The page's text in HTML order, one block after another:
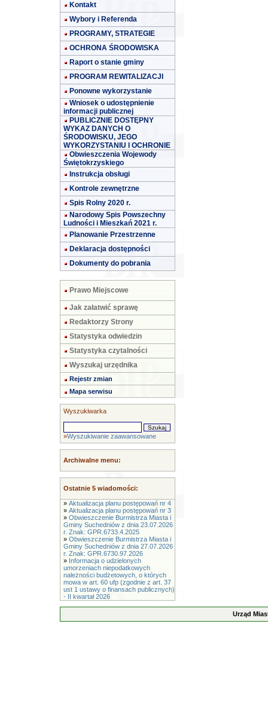
Kontakt
Wybory i Referenda
PROGRAMY, STRATEGIE
OCHRONA ŚRODOWISKA
Raport o stanie gminy
PROGRAM REWITALIZACJI
Ponowne wykorzystanie
Wniosek o udostępnienie
informacji publicznej
PUBLICZNIE DOSTĘPNY
WYKAZ DANYCH O
ŚRODOWISKU, JEGO
WYKORZYSTANIU I OCHRONIE
Obwieszczenia Wojewody
Świętokrzyskiego
Instrukcja obsługi
Kontrole zewnętrzne
Spis Rolny 2020 r.
Narodowy Spis Powszechny
Ludności i Mieszkań 2021 r.
Planowanie Przestrzenne
Deklaracja dostępności
Dokumenty do pobrania
Prawo Miejscowe
Jak załatwić sprawę
Redaktorzy Strony
Statystyka odwiedzin
Statystyka czytalności
Wyszukaj urzędnika
Rejestr zmian
Mapa serwisu
Wyszukiwarka
»Wyszukiwanie zaawansowane
Archiwalne menu:
Ostatnie 5 wiadomości:
» Aktualizacja planu postępowań nr 4
» Aktualizacja planu postępowań nr 3
» Obwieszczenie Burmistrza Miasta i
Gminy Suchedniów z dnia 23.07.2026
r. Znak: GPR.6733.4.2025
» Obwieszczenie Burmistrza Miasta i
Gminy Suchedniów z dnia 27.07.2026
r. Znak: GPR.6730.97.2026
» Informacja o udzielonych
umorzeniach niepodatkowych
należności budżetowych, o których
mowa w art. 60 ufp (zgodnie z art. 37
ust 1 ustawy o finansach publicznych)
- II kwartał 2026
Urząd